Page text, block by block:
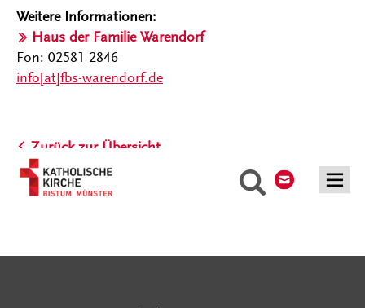
Suche
Weitere Informationen:
Haus der Familie Warendorf
Fon: 02581 2846
info[at]fbs-warendorf.de
Zurück zur Übersicht